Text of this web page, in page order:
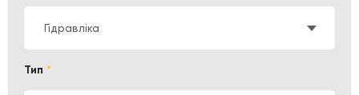
Гідравліка
Тип *